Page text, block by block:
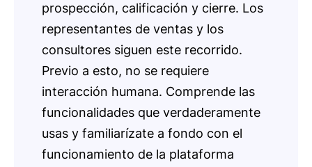
prospección, calificación y cierre. Los
representantes de ventas y los
consultores siguen este recorrido.
Previo a esto, no se requiere
interacción humana. Comprende las
funcionalidades que verdaderamente
usas y familiarízate a fondo con el
funcionamiento de la plataforma